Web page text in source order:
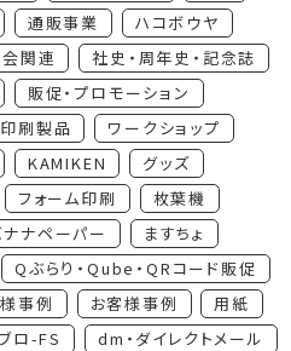
通販事業
ハコボウヤ
会関連
社史・周年史・記念誌
販促・プロモーション
印刷製品
ワークショップ
KAMIKEN
グッズ
フォーム印刷
枚葉機
ナナペーパー
ますちょ
Qぶらり・Qube・QRコード販促
事例 お客様事例
用紙
ロ-FS
dm・ダイレクトメール